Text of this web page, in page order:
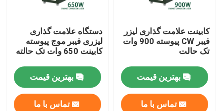
دستگاه برش لیزری
کابینت علامت گذاری لیزر
فیبر CW پیوسته 900 وات
تک حالت
بهترین قیمت
تماس با ما
دستگاه علامت گذاری
لیزری فیبر موج پیوسته
کابینت 650 وات تک حالته
بهترین قیمت
تماس با ما